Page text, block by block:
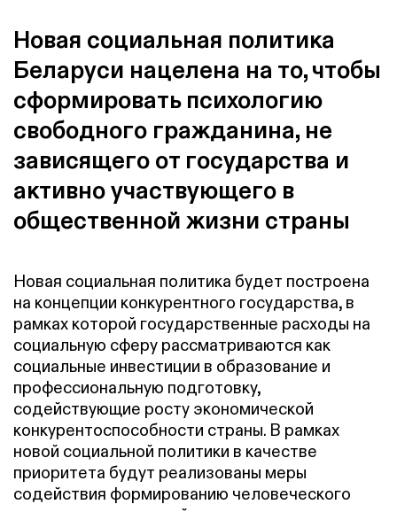
Новая социальная политика
Беларуси нацелена на то, чтобы
сформировать психологию
свободного гражданина, не
зависящего от государства и
активно участвующего в
общественной жизни страны
Новая социальная политика будет построена
на концепции конкурентного государства, в
рамках которой государственные расходы на
социальную сферу рассматриваются как
социальные инвестиции в образование и
профессиональную подготовку,
содействующие росту экономической
конкурентоспособности страны. В рамках
новой социальной политики в качестве
приоритета будут реализованы меры
содействия формированию человеческого